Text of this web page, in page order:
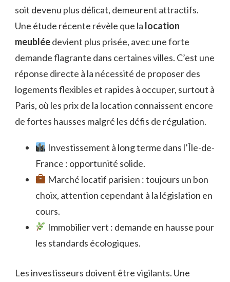
soit devenu plus délicat, demeurent attractifs.
Une étude récente révèle que la location
meubléedevient plus prisée, avec une forte
demande flagrante dans certaines villes. C’est une
réponse directe à la nécessité de proposer des
logements flexibles et rapides à occuper, surtout à
Paris, où les prix de la location connaissent encore
de fortes hausses malgré les défis de régulation.
Investissement à long terme dans l’Île-de-
France : opportunité solide.
Marché locatif parisien : toujours un bon
choix, attention cependant à la législation en
cours.
Immobilier vert : demande en hausse pour
les standards écologiques.
Les investisseurs doivent être vigilants. Une